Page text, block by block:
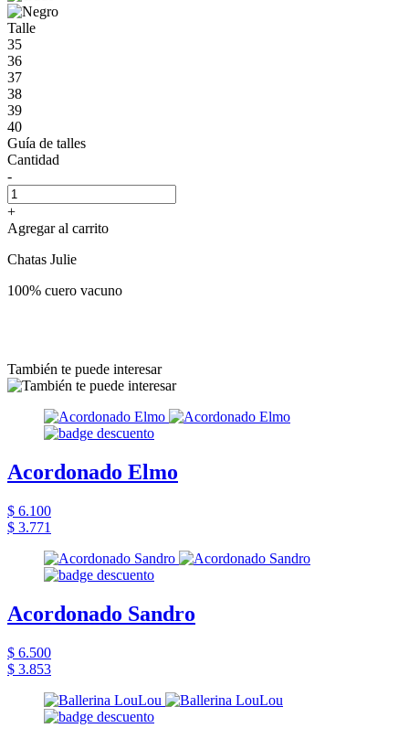
Talle
35
36
37
38
39
40
Guía de talles
Cantidad
-
+
Agregar al carrito
Chatas Julie
100% cuero vacuno
También te puede interesar
Acordonado Elmo
$ 6.100
$ 3.771
Acordonado Sandro
$ 6.500
$ 3.853